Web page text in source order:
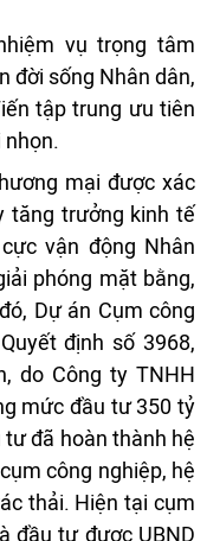
vụ trọng tâm
đời sống Nhân dân,
tập trung ưu tiên
mại được xác
tăng trưởng kinh tế
vận động Nhân
phóng mặt bằng,
Dự án Cụm công
định số 3968,
do Công ty TNHH
mức đầu tư 350 tỷ
đã hoàn thành hệ
công nghiệp, hệ
thải. Hiện tại cụm
đầu tư được UBND